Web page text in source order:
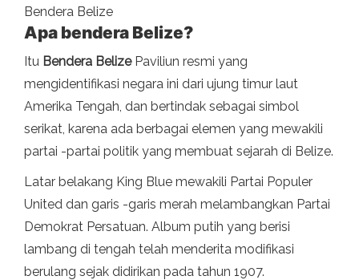
Bendera Belize
Apa bendera Belize?
Itu Bendera BelizePaviliun resmi yang
mengidentifikasi negara ini dari ujung timur laut
Amerika Tengah, dan bertindak sebagai simbol
serikat, karena ada berbagai elemen yang mewakili
partai -partai politik yang membuat sejarah di Belize.
Latar belakang King Blue mewakili Partai Populer
United dan garis -garis merah melambangkan Partai
Demokrat Persatuan. Album putih yang berisi
lambang di tengah telah menderita modifikasi
berulang sejak didirikan pada tahun 1907.